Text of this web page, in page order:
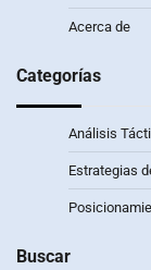
Acerca de
Categorías
Análisis
Estrategias
Buscar